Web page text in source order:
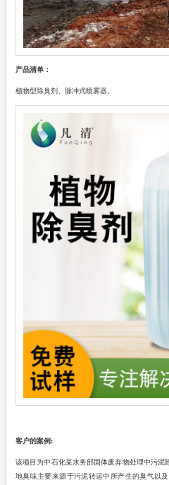
产品清单 ：
植物型除臭剂 、脉冲式喷雾器。
客户的案例 :
该项目为中石化某水务部固体废弃物处理中污泥
地臭味主要来源于污泥转运中所产生的臭气以